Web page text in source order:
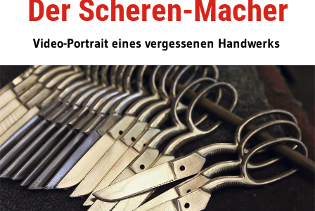
Der Scheren-Macher
Video-Portrait eines vergessenen Handwerks